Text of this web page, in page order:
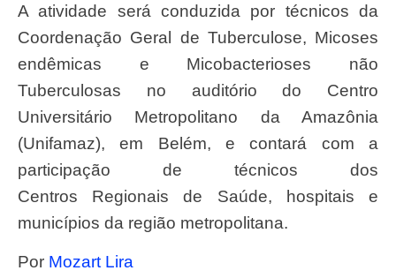
A atividade será conduzida por técnicos da
Coordenação Geral de Tuberculose, Micoses
endêmicas e Micobacterioses não
Tuberculosas no auditório do Centro
Universitário Metropolitano da Amazônia
(Unifamaz), em Belém, e contará com a
participação de técnicos dos
Centros Regionais de Saúde, hospitais e
municípios da região metropolitana.
Por Mozart Lira